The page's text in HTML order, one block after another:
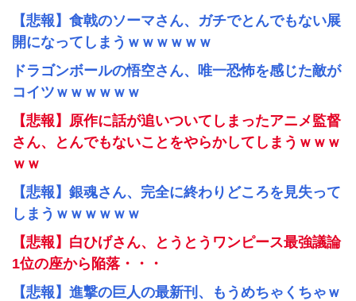
【悲報】食戟のソーマさん、ガチでとんでもない展
開になってしまうｗｗｗｗｗｗ
ドラゴンボールの悟空さん、唯一恐怖を感じた敵が
コイツｗｗｗｗｗｗ
【悲報】原作に話が追いついてしまったアニメ監督
さん、とんでもないことをやらかしてしまうｗｗｗ
ｗｗ
【悲報】銀魂さん、完全に終わりどころを見失って
しまうｗｗｗｗｗｗ
【悲報】白ひげさん、とうとうワンピース最強議論
1位の座から陥落・・・
【悲報】進撃の巨人の最新刊、もうめちゃくちゃｗ